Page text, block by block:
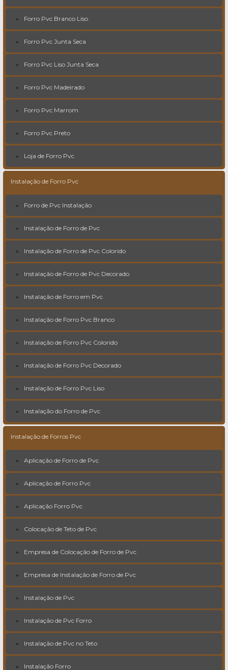
Forro Pvc Branco Liso
Forro Pvc Junta Seca
Forro Pvc Liso Junta Seca
Forro Pvc Madeirado
Forro Pvc Marrom
Forro Pvc Preto
Loja de Forro Pvc
Instalação de Forro Pvc
Forro de Pvc Instalação
Instalação de Forro de Pvc
Instalação de Forro de Pvc Colorido
Instalação de Forro de Pvc Decorado
Instalação de Forro em Pvc
Instalação de Forro Pvc Branco
Instalação de Forro Pvc Colorido
Instalação de Forro Pvc Decorado
Instalação de Forro Pvc Liso
Instalação do Forro de Pvc
Instalação de Forros Pvc
Aplicação de Forro de Pvc
Aplicação de Forro Pvc
Aplicação Forro Pvc
Colocação de Teto de Pvc
Empresa de Colocação de Forro de Pvc
Empresa de Instalação de Forro de Pvc
Instalação de Pvc
Instalação de Pvc Forro
Instalação de Pvc no Teto
Instalação Forro